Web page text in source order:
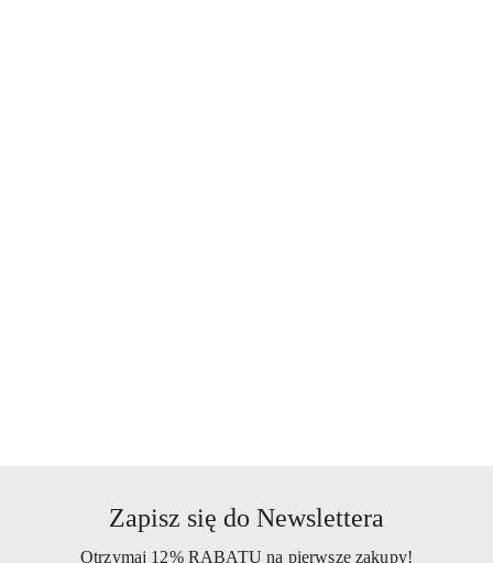
Zapisz się do Newslettera
Otrzymaj 12% RABATU na pierwsze zakupy!